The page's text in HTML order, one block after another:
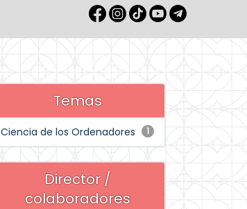
Temas
1
Ciencia de los Ordenadores
Director /
colaboradores